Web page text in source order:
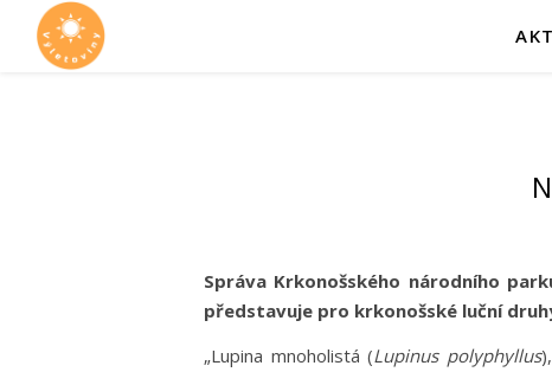
Správa Krkonošského národního
představuje pro krkonošské luční
„Lupina mnoholistá (Lupinus polyphyllus